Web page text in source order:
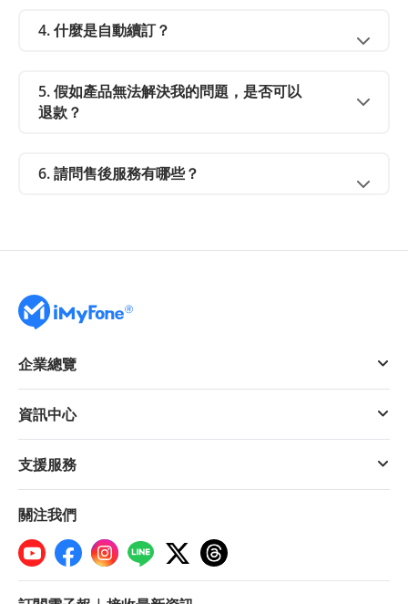
4. 什麼是自動續訂？
5. 假如產品無法解決我的問題，是否可以
退款？
6. 請問售後服務有哪些？
企業總覽
資訊中心
支援服務
關注我們